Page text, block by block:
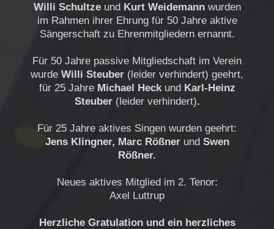
Willi Schultzeund Kurt Weidemannwurden
im Rahmen ihrer Ehrung für 50 Jahre aktive
Sängerschaft zu Ehrenmitgliedern ernannt.
Für 50 Jahre passive Mitgliedschaft im Verein
wurde Willi Steuber (leider verhindert) geehrt,
für 25 Jahre Michael Heckund Karl-Heinz
Steuber(leider verhindert).
Für 25 Jahre aktives Singen wurden geehrt:
Jens Klingner, Marc Rößnerund Swen
Rößner.
Neues aktives Mitglied im 2. Tenor:
Axel Luttrup
Herzliche Gratulation und ein herzliches